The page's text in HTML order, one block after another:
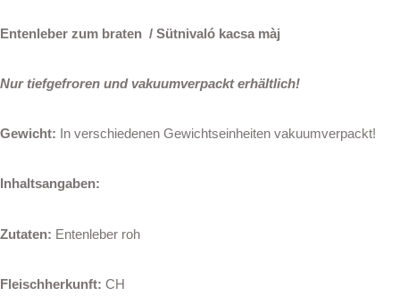
Entenleber zum braten / Sütnivaló kacsa màj
Nur tiefgefroren und vakuumverpackt erhältlich!
Gewicht: In verschiedenen Gewichtseinheiten vakuumverpackt!
Inhaltsangaben:
Zutaten: Entenleber roh
Fleischherkunft: CH